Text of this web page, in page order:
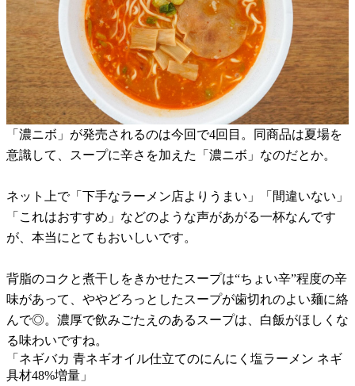
「濃ニボ」が発売されるのは今回で4回目。同商品は夏場を
意識して、スープに辛さを加えた「濃ニボ」なのだとか。
ネット上で「下手なラーメン店よりうまい」「間違いない」
「これはおすすめ」などのような声があがる一杯なんです
が、本当にとてもおいしいです。
背脂のコクと煮干しをきかせたスープは“ちょい辛”程度の辛
味があって、ややどろっとしたスープが歯切れのよい麺に絡
んで◎。濃厚で飲みごたえのあるスープは、白飯がほしくな
る味わいですね。
「ネギバカ 青ネギオイル仕立てのにんにく塩ラーメン ネギ
具材48%増量」